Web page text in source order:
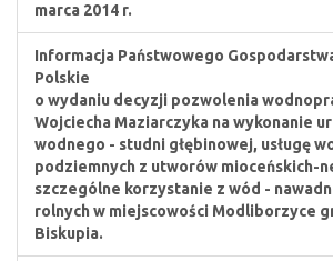
marca 2014 r.
Informacja Państwowego
Polskie
o wydaniu decyzji pozwolenia
Wojciecha Maziarczyka na wykonanie
wodnego - studni głębinowej, usługę
podziemnych z utworów mioceńskich-
szczególne korzystanie z wód -
rolnych w miejscowości Modliborzyce
Biskupia.